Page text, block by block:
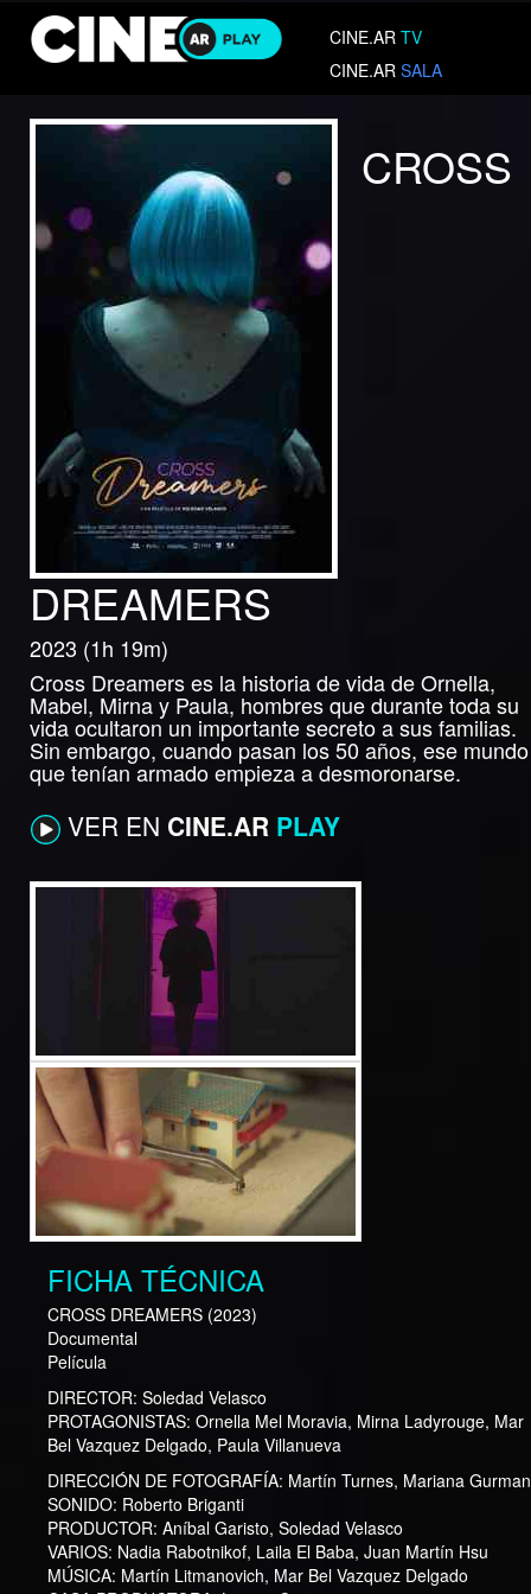
CINE.ARTV
CINE.ARSALA
CROSS
DREAMERS
2023 (1h 19m)
Cross Dreamers es la historia de vida de Ornella,
Mabel, Mirna y Paula, hombres que durante toda su
vida ocultaron un importante secreto a sus familias.
Sin embargo, cuando pasan los 50 años, ese mundo
que tenían armado empieza a desmoronarse.
VER EN CINE.AR PLAY
FICHA TÉCNICA
CROSS DREAMERS (2023)
Documental
Película
DIRECTOR: Soledad Velasco
PROTAGONISTAS: Ornella Mel Moravia, Mirna Ladyrouge, Mar
Bel Vazquez Delgado, Paula Villanueva
DIRECCIÓN DE FOTOGRAFÍA: Martín Turnes, Mariana Gurman
SONIDO: Roberto Briganti
PRODUCTOR: Aníbal Garisto, Soledad Velasco
VARIOS: Nadia Rabotnikof, Laila El Baba, Juan Martín Hsu
MÚSICA: Martín Litmanovich, Mar Bel Vazquez Delgado